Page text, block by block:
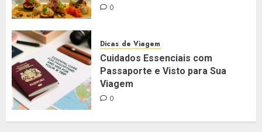
0
Dicas de Viagem
Cuidados Essenciais com
Passaporte e Visto para Sua
Viagem
0